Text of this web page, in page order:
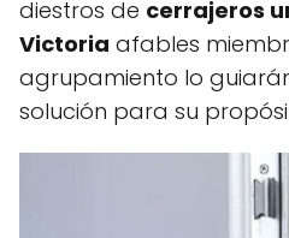
diestros de cerrajeros
Victoria afables
agrupamiento lo
solución para su